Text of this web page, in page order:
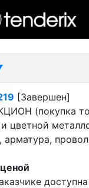
лот
[Завершен]
(покупка
цветной
арматура,